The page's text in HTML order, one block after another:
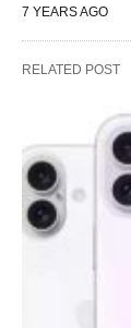
7 YEARS AGO
RELATED POST